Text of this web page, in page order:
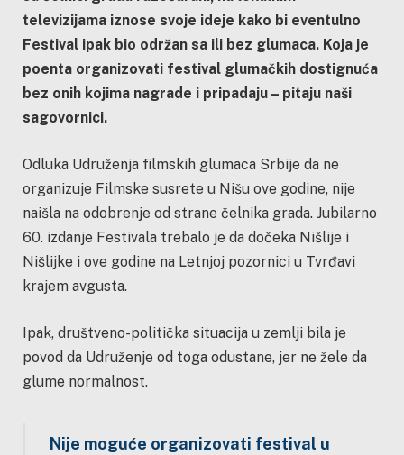
televizijama iznose svoje ideje kako bi eventulno
Festival ipak bio održan sa ili bez glumaca. Koja je
poenta organizovati festival glumačkih dostignuća
bez onih kojima nagrade i pripadaju – pitaju naši
sagovornici.
Odluka Udruženja filmskih glumaca Srbije da ne
organizuje Filmske susrete u Nišu ove godine, nije
naišla na odobrenje od strane čelnika grada. Jubilarno
60. izdanje Festivala trebalo je da dočeka Nišlije i
Nišlijke i ove godine na Letnjoj pozornici u Tvrđavi
krajem avgusta.
Ipak, društveno-politička situacija u zemlji bila je
povod da Udruženje od toga odustane, jer ne žele da
glume normalnost.
Nije moguće organizovati festival u